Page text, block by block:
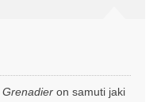
Grenadier on samuti jaki